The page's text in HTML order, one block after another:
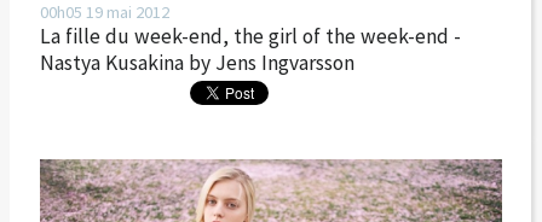
00h05 19 mai 2012
La fille du week-end, the girl of the week-end -
Nastya Kusakina by Jens Ingvarsson